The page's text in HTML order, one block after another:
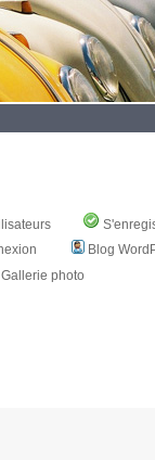
Blog
Gallerie photo